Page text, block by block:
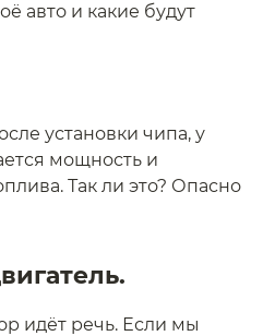
авто и какие будут
установки чипа, у
мощность и
Так ли это? Опасно
идёт речь. Если мы